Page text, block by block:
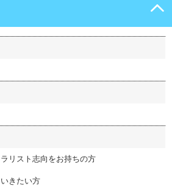
リスト志向をお持ちの方
きたい方